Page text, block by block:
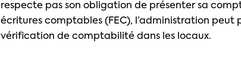
respecte pas son obligation de présenter sa
écritures comptables (FEC), l’administration
vérification de comptabilité dans les locaux.